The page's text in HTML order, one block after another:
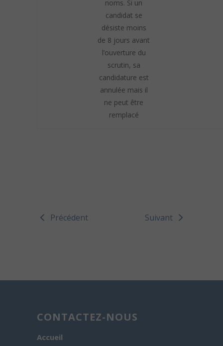
noms. Si un
candidat se
désiste moins
de 8 jours avant
l’ouverture du
scrutin, sa
candidature est
annulée mais il
ne peut être
remplacé
Précédent Suivant
CONTACTEZ-NOUS
Accueil